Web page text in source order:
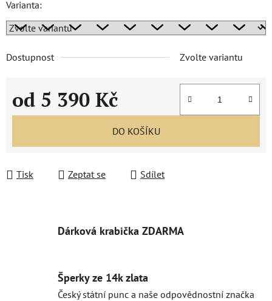
Varianta:
Dostupnost Zvolte variantu
od 5 390 Kč
Měrná cena:
DO KOŠÍKU
Tisk Zeptat se Sdílet
Dárková krabička ZDARMA
Šperky ze 14k zlata
Český státní punc a naše odpovědnostní značka